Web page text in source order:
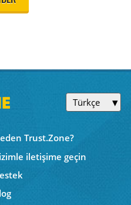
Türkçe
Trust.Zone?
iletişime geçin